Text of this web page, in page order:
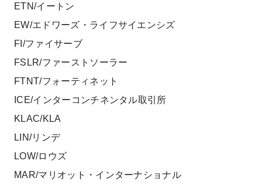
ETN/イートン
EW/エドワーズ・ライフサイエンシズ
FI/ファイサーブ
FSLR/ファーストソーラー
FTNT/フォーティネット
ICE/インターコンチネンタル取引所
KLAC/KLA
LIN/リンデ
LOW/ロウズ
MAR/マリオット・インターナショナル